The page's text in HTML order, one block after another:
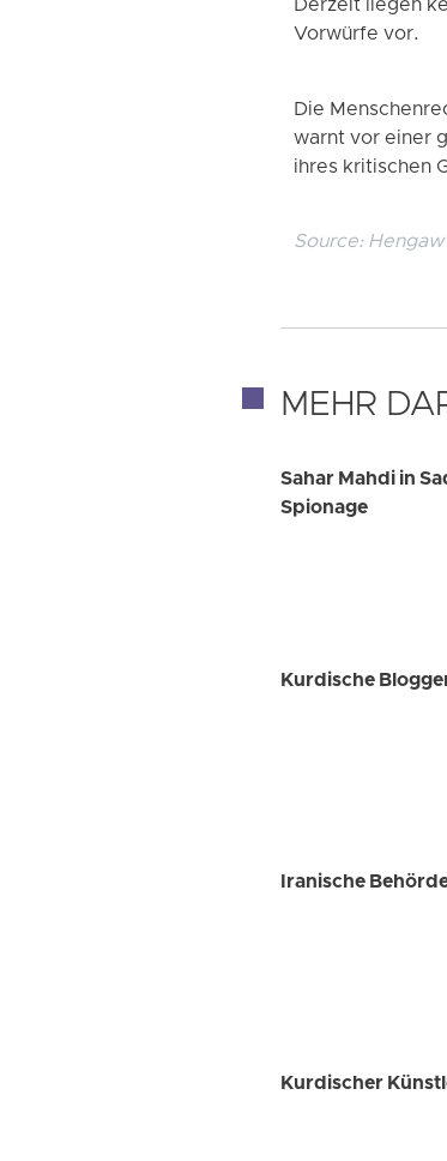
Derzeit liegen
Vorwürfe vor.
Die
warnt vor einer
ihres kritischen
Source:
MEHR
Sahar Mahdi in
Spionage
Kurdische
Iranische
Kurdischer